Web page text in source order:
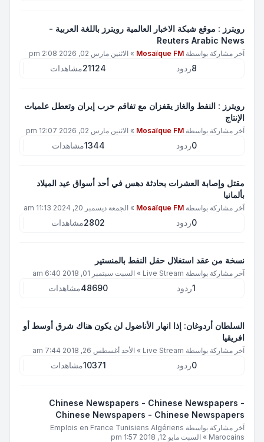
رويترز : موقع شبكة الاخبار العالمية رويترز باللغة العربية -
Reuters Arabic News
آخر مشاركة بواسطة Mosaïque FM
» الاثنين مارس 02, 2026 2:08 pm
8ردود 21124مشاهدات
رويترز : النفط والغاز يقفزان مع تفاقم حرب إيران وتعطل علميات
الإنتاج
آخر مشاركة بواسطة Mosaïque FM
» الاثنين مارس 02, 2026 12:07 pm
0ردود 1344مشاهدات
مقتل وإصابة العشرات بحادثة دهس في أحد أسواق عيد الميلاد
بألمانيا
آخر مشاركة بواسطة Mosaïque FM
» الجمعة ديسمبر 20, 2024 11:13 am
0ردود 2802مشاهدات
نسخة من عقد استغلال حقل النفط بالمنستير
آخر مشاركة بواسطة Live Stream
» السبت سبتمبر 01, 2018 6:40 am
1ردود 48690مشاهدات
السلطان أردوغان: إذا انهار الأناضول لن يكون هناك شرق أوسط أو
افريقيا
آخر مشاركة بواسطة Live Stream
» الأحد أغسطس 26, 2018 7:44 am
0ردود 10371مشاهدات
Chinese Newspapers - Chinese Newspapers -
Chinese Newspapers - Chinese Newspapers
آخر مشاركة بواسطة Emplois en France Tunisiens Algériens
Marocains
» السبت مايو 12, 2018 1:57 pm